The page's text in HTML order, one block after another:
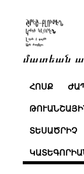
մատեան
ՀՈՍՔ
ՏԵՍԱԾՐԻՉ